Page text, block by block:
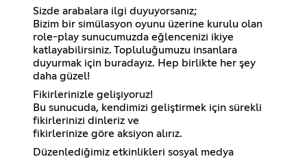
Sizde arabalara ilgi duyuyorsanız;
Bizim bir simülasyon oyunu üzerine kurulu olan
role-play sunucumuzda eğlencenizi ikiye
katlayabilirsiniz. Topluluğumuzu insanlara
duyurmak için buradayız. Hep birlikte her şey
daha güzel!
Fikirlerinizle gelişiyoruz!
Bu sunucuda, kendimizi geliştirmek için sürekli
fikirlerinizi dinleriz ve
fikirlerinize göre aksiyon alırız.
Düzenlediğimiz etkinlikleri sosyal medya